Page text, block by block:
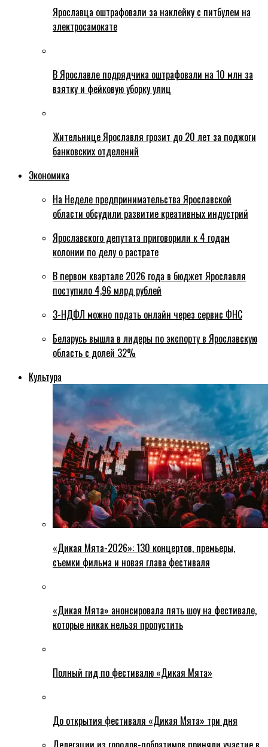
Ярославца оштрафовали за наклейку с питбулем на
электросамокате
В Ярославле подрядчика оштрафовали на 10 млн за
взятку и фейковую уборку улиц
Жительнице Ярославля грозит до 20 лет за поджоги
банковских отделений
Экономика
На Неделе предпринимательства Ярославской
области обсудили развитие креативных индустрий
Ярославского депутата приговорили к 4 годам
колонии по делу о растрате
В первом квартале 2026 года в бюджет Ярославля
поступило 4,96 млрд рублей
3-НДФЛ можно подать онлайн через сервис ФНС
Беларусь вышла в лидеры по экспорту в Ярославскую
область с долей 32%
Культура
«Дикая Мята-2026»: 130 концертов, премьеры,
съемки фильма и новая глава фестиваля
«Дикая Мята» анонсировала пять шоу на фестивале,
которые никак нельзя пропустить
Полный гид по фестивалю «Дикая Мята»
До открытия фестиваля «Дикая Мята» три дня